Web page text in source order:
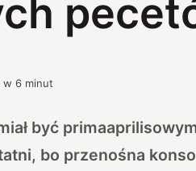
w6 minut
być
bo przenośna